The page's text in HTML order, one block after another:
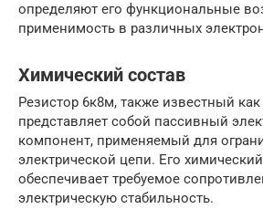
определяют его функциональные
применимость в различных
Химический состав
Резистор 6к8м, также известный
представляет собой пассивный
компонент, применяемый для
электрической цепи. Его
обеспечивает требуемое
электрическую стабильность.